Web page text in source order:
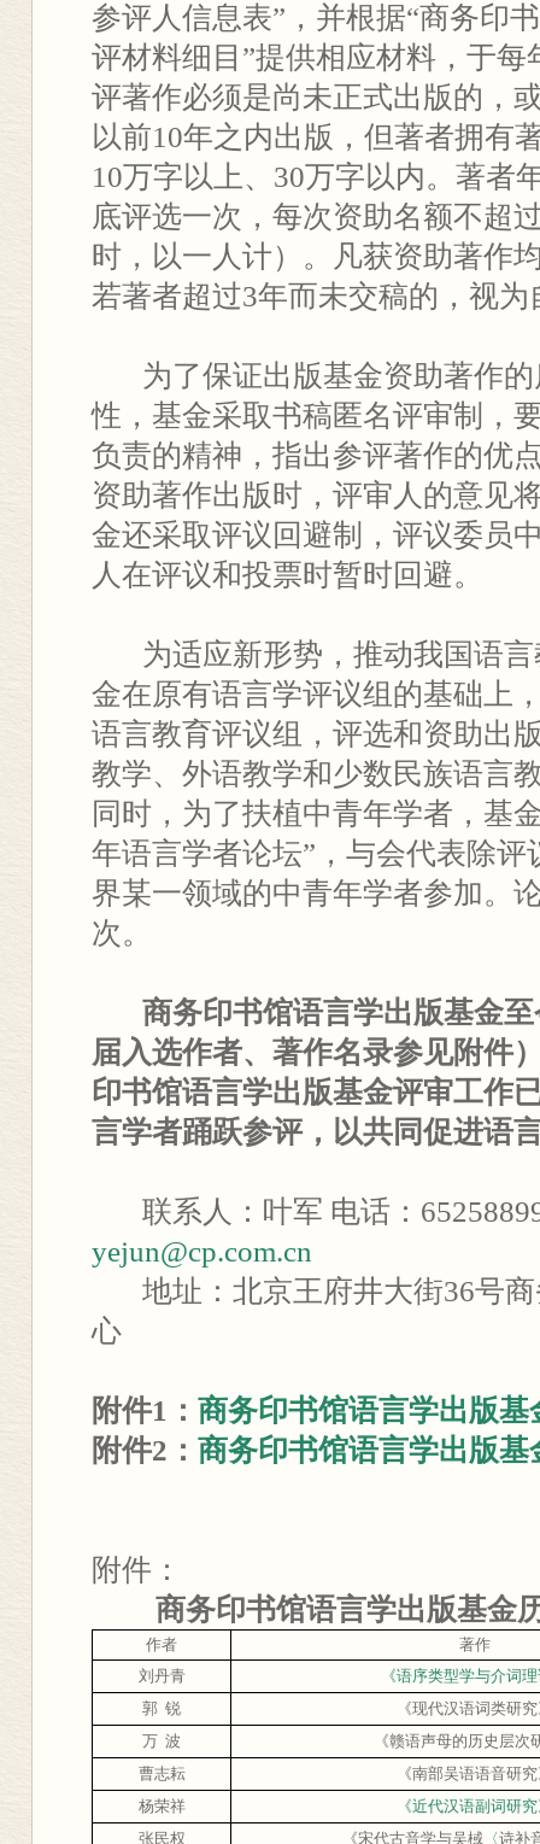
参评人信息表”，并根据“商务印
评材料细目”提供相应材料，于每
评著作必须是尚未正式出版的，
以前10年之内出版，但著者拥有
10万字以上、30万字以内。著者
底评选一次，每次资助名额不超
时，以一人计）。凡获资助著作
若著者超过3年而未交稿的，视为
为了保证出版基金资助著作的
性，基金采取书稿匿名评审制，
负责的精神，指出参评著作的优
资助著作出版时，评审人的意见
金还采取评议回避制，评议委员
人在评议和投票时暂时回避。
为适应新形势，推动我国语言
金在原有语言学评议组的基础上
语言教育评议组，评选和资助出
教学、外语教学和少数民族语言
同时，为了扶植中青年学者，基
年语言学者论坛”，与会代表除
界某一领域的中青年学者参加。
次。
商务印书馆语言学出版基金至
届入选作者、著作名录参见附件
印书馆语言学出版基金评审工作
言学者踊跃参评，以共同促进语
联系人：叶军 电话：
yejun@cp.com.cn
地址：北京王府井大街36号商
心
附件1： 商务印书馆语言学出版基
附件2： 商务印书馆语言学出版基
附件：
商务印书馆语言学出版基金
作者 著作
刘丹青
《语序类型学与介词
郭 锐 《现代汉语词类研究
万 波 《赣语声母的历史层次
曹志耘
《南部吴语语音研究
杨荣祥
《近代汉语副词研
张民权
《宋代古音学与吴棫〈诗补